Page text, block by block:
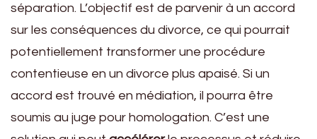
séparation. L’objectif est de parvenir à un accord
sur les conséquences du divorce, ce qui pourrait
potentiellement transformer une procédure
contentieuse en un divorce plus apaisé. Si un
accord est trouvé en médiation, il pourra être
soumis au juge pour homologation. C’est une